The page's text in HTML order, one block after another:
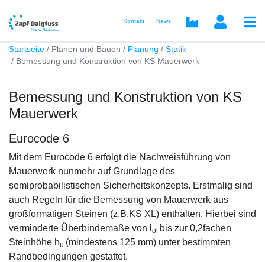
Kontakt News
Startseite Planen und Bauen Planung
Statik
Bemessung und Konstruktion von KS Mauerwerk
Bemessung und Konstruktion von KS
Mauerwerk
Eurocode 6
Mitdem Eurocode 6 erfolgt die Nachweisführung von
Mauerwerk nunmehr auf Grundlage des
semiprobabilistischen Sicherheitskonzepts. Erstmalig sind
auch Regeln für die Bemessung von Mauerwerk aus
großformatigen Steinen (z.B.KS XL) enthalten. Hierbei sind
verminderte Überbindemaße von l
ol bis zur 0,2fachen
Steinhöhe hu (mindestens 125 mm) unter bestimmten
Randbedingungen gestattet.